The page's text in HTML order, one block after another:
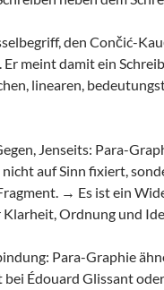
den Cončić-
Er meint damit ein
linearen,
Jenseits: Para-
nicht auf Sinn fixiert,
→ Es ist ein
Klarheit, Ordnung und
Para-Graphie
Édouard Glissant